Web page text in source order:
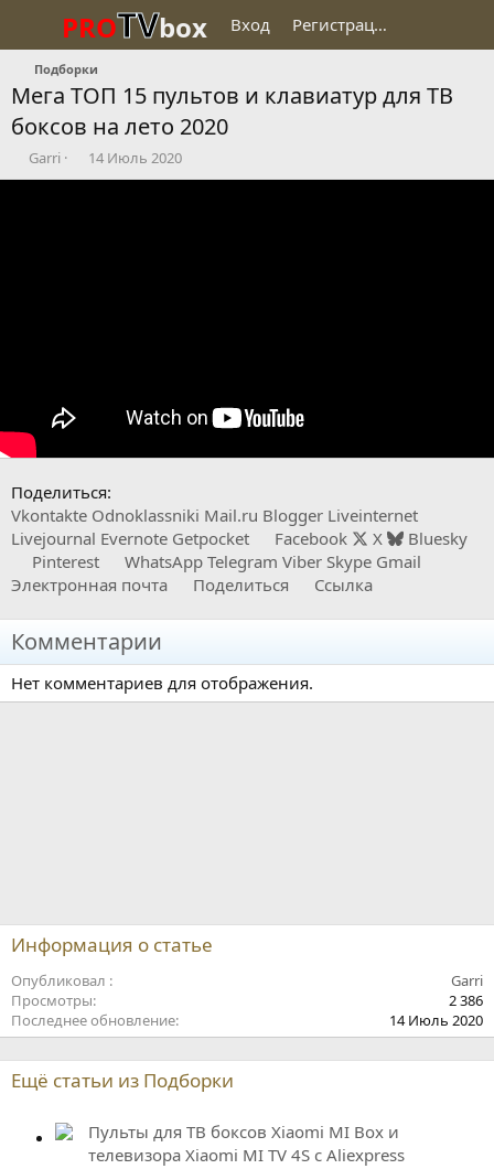
PROTVbox Вход Регистрация
Подборки
Мега ТОП 15 пультов и клавиатур для ТВ
боксов на лето 2020
О
п
Garri
Д
а
14 Июль 2020
Поделиться:
Vkontakte Odnoklassniki Mail.ru Blogger Liveinternet
Livejournal Evernote Getpocket Facebook X
Bluesky
Pinterest
WhatsApp Telegram Viber Skype Gmail
Электронная почта
Поделиться Ссылка
Комментарии
Нет комментариев для отображения.
Информация о статье
Опубликовал
Garri
Просмотры
2 386
Последнее обновление
14 Июль 2020
Ещё статьи из Подборки
Пульты для ТВ боксов Xiaomi MI Box и
телевизора Xiaomi MI TV 4S с Aliexpress